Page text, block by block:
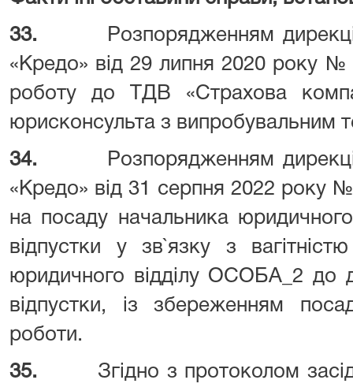
33.
Розпорядженням
«Кредо» від 29 липня 2020 року
роботу до ТДВ «Страхова
юрисконсульта з випробувальним
34.
Розпорядженням
«Кредо» від 31 серпня 2022
на посаду начальника
відпустки у зв`язку з
юридичного відділу ОСОБА_2 до
відпустки, із збереженням
роботи.
35. Згідно з протоколом